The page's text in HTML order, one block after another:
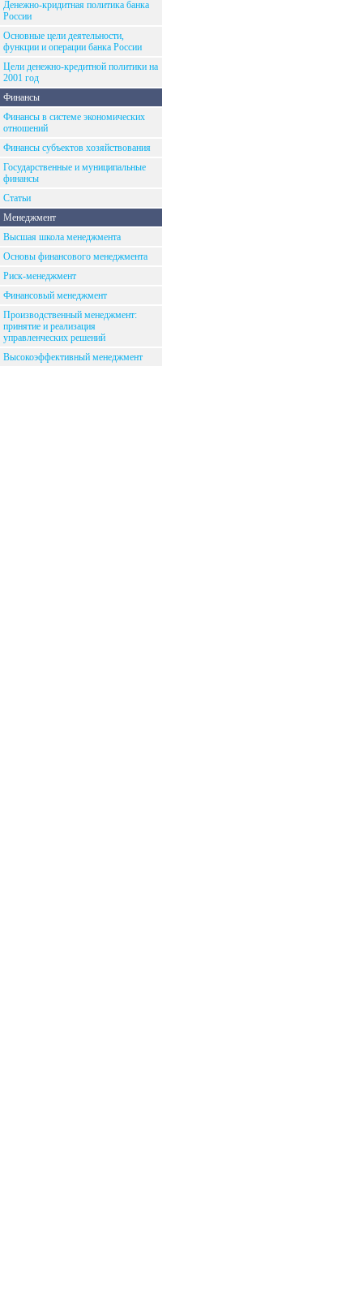
Денежно-кридитная политика банка
России
Основные цели деятельности,
функции и операции банка России
Цели денежно-кредитной политики на
2001 год
Финансы
Финансы в системе экономических
отношений
Финансы субъектов хозяйствования
Государственные и муниципальные
финансы
Статьи
Менеджмент
Высшая школа менеджмента
Основы финансового менеджмента
Риск-менеджмент
Финансовый менеджмент
Производственный менеджмент:
принятие и реализация
управленческих решений
Высокоэффективный менеджмент